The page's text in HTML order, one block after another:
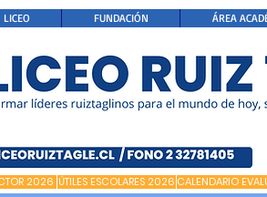
LICEO FUNDACIÓN ÁREA
2026 ÚTILES ESCOLARES 2026 CALENDARIO